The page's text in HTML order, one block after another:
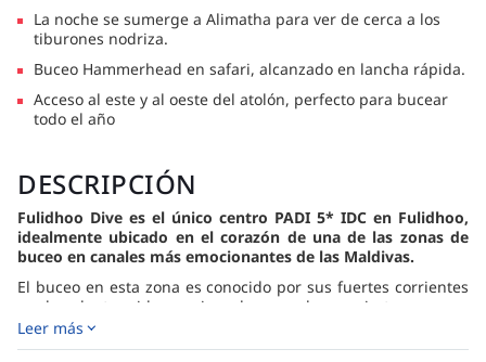
La noche se sumerge a Alimatha para ver de cerca a los
tiburones nodriza.
Buceo Hammerhead en safari, alcanzado en lancha rápida.
Acceso al este y al oeste del atolón, perfecto para bucear
todo el año
DESCRIPCIÓN
Fulidhoo Dive es el único centro PADI 5* IDC en Fulidhoo,
idealmente ubicado en el corazón de una de las zonas de
buceo en canales más emocionantes de las Maldivas.
El buceo en esta zona es conocido por sus fuertes corrientes
y abundante vida marina, lo que lo convierte en una
experiencia especialmente gratificante para buceadores
experimentados. Las inmersiones nocturnas son un atractivo
Leer más